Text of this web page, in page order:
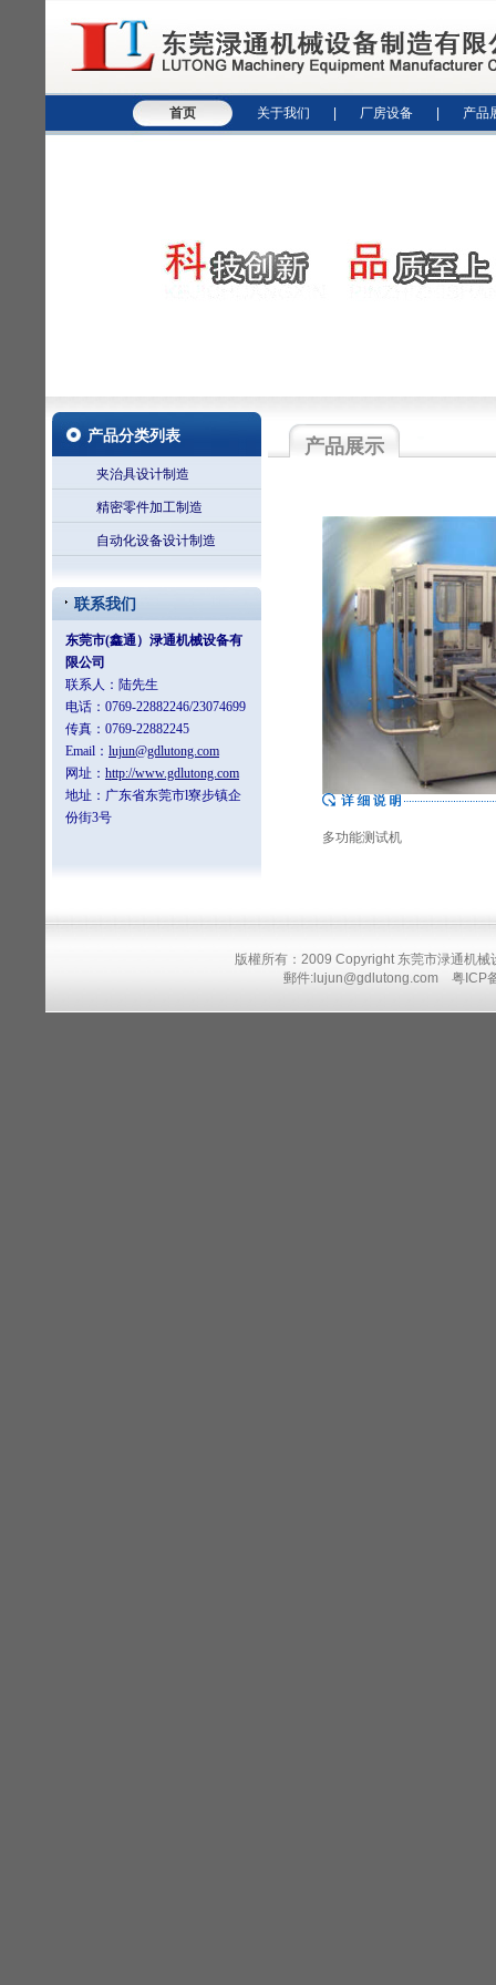
首页 关于我们 厂房设备 产品
产品分类列表
夹治具设计制造
精密零件加工制造
自动化设备设计制造
联系我们
产品展示
多功能测试机
版權所有：2009 Copyright 东莞市渌通机
郵件:lujun@gdlutong.com 粤ICP